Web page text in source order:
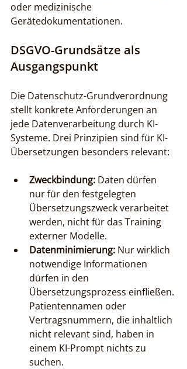
oder medizinische
Gerätedokumentationen.
DSGVO-Grundsätze als
Ausgangspunkt
Die Datenschutz-Grundverordnung
stellt konkrete Anforderungen an
jede Datenverarbeitung durch KI-
Systeme. Drei Prinzipien sind für KI-
Übersetzungen besonders relevant:
Zweckbindung: Daten dürfen
nur für den festgelegten
Übersetzungszweck verarbeitet
werden, nicht für das Training
externer Modelle.
Datenminimierung: Nur wirklich
notwendige Informationen
dürfen in den
Übersetzungsprozess einfließen.
Patientennamen oder
Vertragsnummern, die inhaltlich
nicht relevant sind, haben in
einem KI-Prompt nichts zu
suchen.